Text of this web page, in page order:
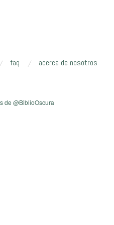
faq acerca de nosotros
+ Kit de Herramientas del Narrador (v.2)
de @BiblioOscura